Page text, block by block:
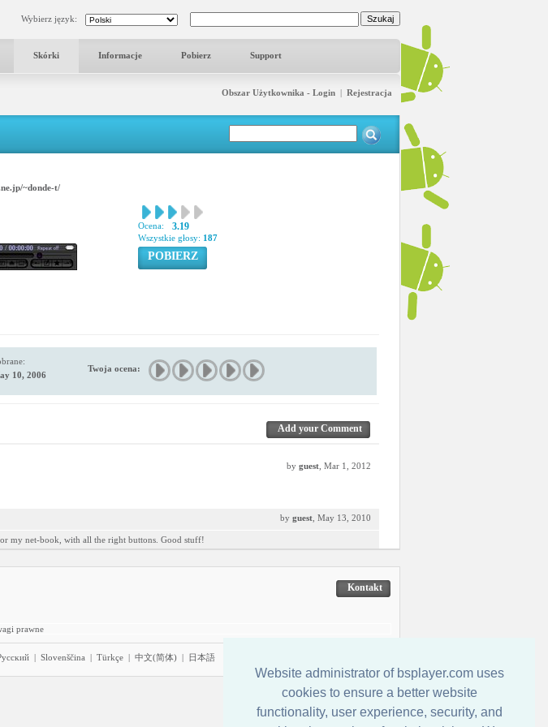
Website administrator of bsplayer.com uses
cookies to ensure a better website
functionality, user experience, security, and
Wybierz język:
Skórki Informacje Pobierz Support
Obszar Użytkownika - Login | Rejestracja
~donde-t/
Ocena: 3.19
Wszystkie głosy: 187
POBIERZ
10, 2006
Twoja ocena:
Add your Comment
by guest , Mar 1, 2012
by guest , May 13, 2010
my net-book, with all the right buttons. Good stuff!
Kontakt
prawne
| Slovenščina | Türkçe | 中文(简体) | 日本語